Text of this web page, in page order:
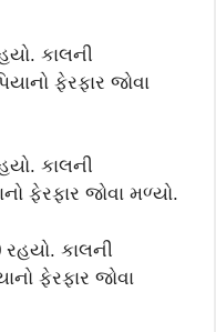
કાલની
ફેરફાર જોવા
કાલની
ફેરફાર જોવા મળ્યો.
રહયો. કાલની
ફેરફાર જોવા